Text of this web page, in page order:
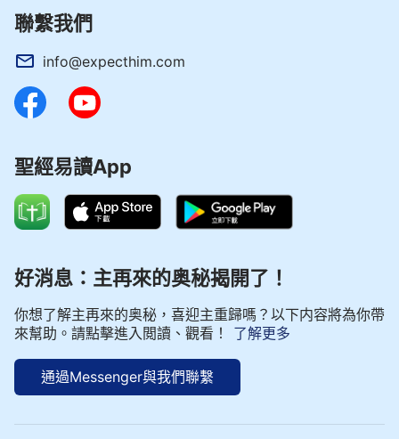
聯繫我們
info@expecthim.com
聖經易讀App
好消息：主再來的奥秘揭開了！
你想了解主再來的奥秘，喜迎主重歸嗎？以下内容將為你帶
來幫助。請點擊進入閲讀、觀看！
了解更多
通過Messenger與我們聯繫